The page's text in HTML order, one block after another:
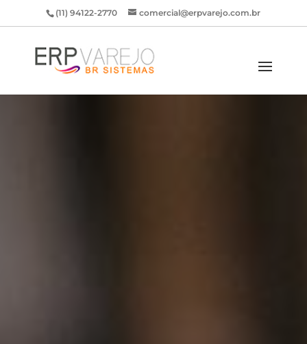
(11) 94122-2770 comercial@erpvarejo.com.br